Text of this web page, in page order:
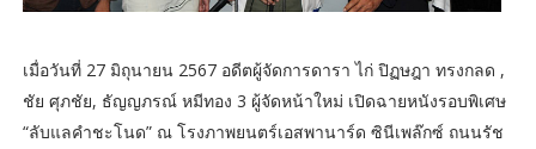
เมื่อวันที่ 27 มิถุนายน 2567 อดีตผู้จัดการดารา ไก่ ปิฏษฎา ทรงกลด ,
ชัย ศุภชัย, ธัญญภรณ์ หมีทอง 3 ผู้จัดหน้าใหม่ เปิดฉายหนังรอบพิเศษ
“ลับแลคำชะโนด” ณ โรงภาพยนตร์เอสพานาร์ด ซินีเพล๊กซ์ ถนนรัช